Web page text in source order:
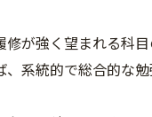
が強く望まれる科
系統的で総合的な